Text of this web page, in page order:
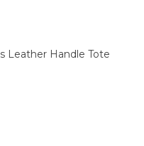
Leather Handle Tote